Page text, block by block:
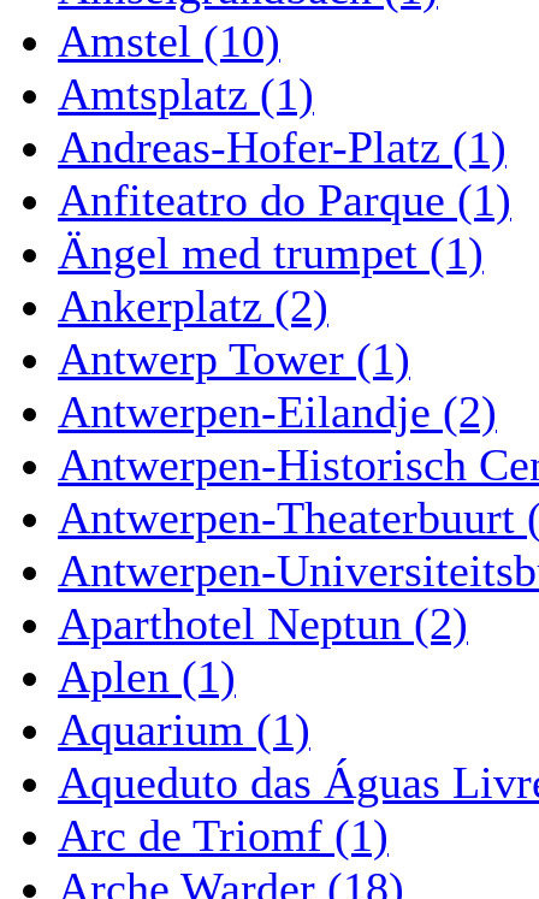
Amstel (10)
Amtsplatz (1)
Andreas-Hofer-Platz (1)
Anfiteatro do Parque (1)
Ängel med trumpet (1)
Ankerplatz (2)
Antwerp Tower (1)
Antwerpen-Eilandje (2)
Antwerpen-Historisch
Antwerpen-Theaterbuurt
Antwerpen-
Aparthotel Neptun (2)
Aplen (1)
Aquarium (1)
Aqueduto das Águas
Arc de Triomf (1)
Arche Warder (18)